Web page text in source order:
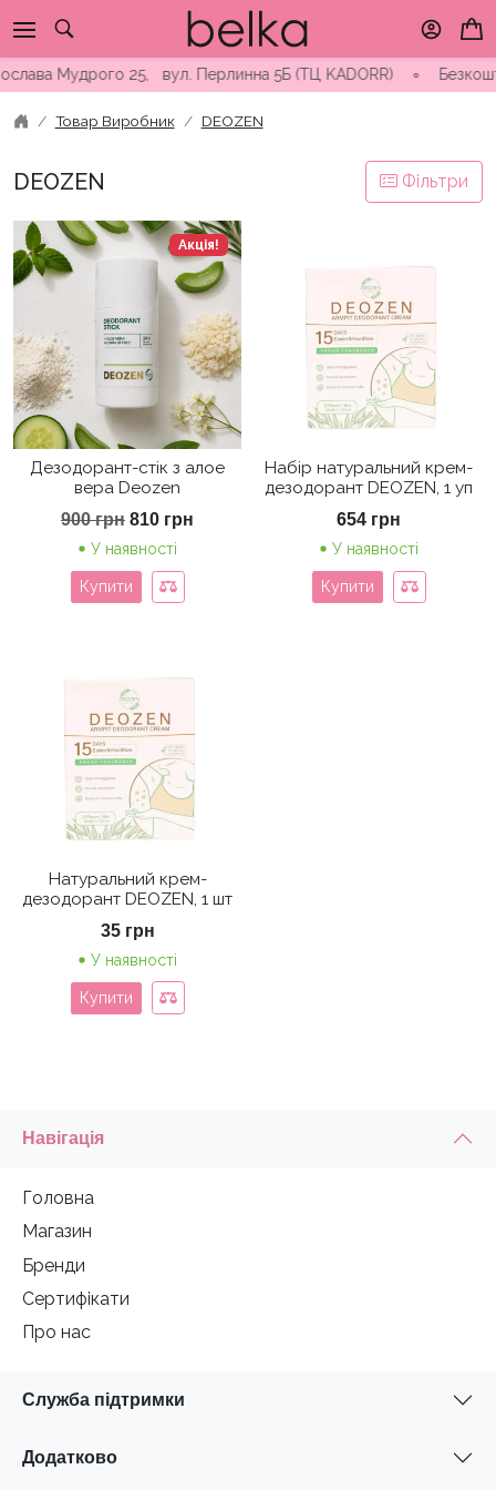
to
contentМудрого 25, вул. Перлинна 5Б (ТЦ KADORR) ∘
Товар Виробник DEOZEN
DEOZEN Фільтри
Акція!
Дезодорант-стік з алое
вера Deozen
900грн Оригінальна
900 грн.
810 грн
У наявності
Купити
Набір натуральний крем-
дезодорант DEOZEN, 1 уп
654 грн
У наявності
Купити
Натуральний крем-
дезодорант DEOZEN, 1 шт
35 грн
У наявності
Купити
Навігація
Головна
Магазин
Бренди
Сертифікати
Про нас
Служба підтримки
Додатково